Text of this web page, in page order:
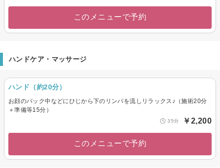
このメニューで予約
ハンドケア・マッサージ
ハンド（約20分）
お顔のパック中などにひじから下のリンパを流しリラックス♪（施術20分
＋準備等15分）
35分 ￥2,200
このメニューで予約